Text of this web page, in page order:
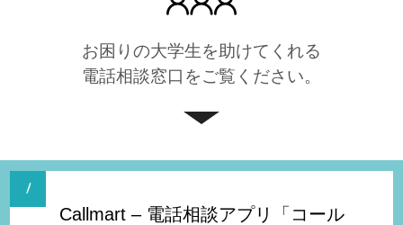
お困りの大学生を助けてくれる
電話相談窓口をご覧ください。
Callmart – 電話相談アプリ「コール